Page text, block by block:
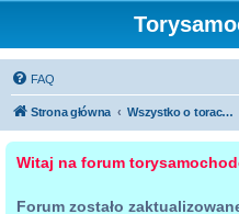
FAQ
Strona główna Wszystko o torach samochodowych
Witaj na forum
Forum zostało